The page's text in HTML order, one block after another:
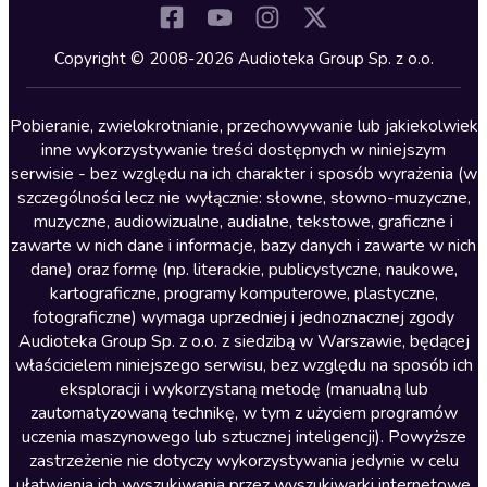
Kryminały
Lektury szkolne
Literatura anglojęzyczna
Literatura faktu
Literatura obyczajowa
Literatura piękna obca
Literatura piękna polska
Nagrania relaksacyjne
Nauka języków
Nauki humanistyczne
Podcasty i audycje
Polityka
Copyright © 2008-2026 Audioteka Group Sp. z o.o.
Pobieranie, zwielokrotnianie, przechowywanie lub jakiekolwiek
inne wykorzystywanie treści dostępnych w niniejszym
serwisie - bez względu na ich charakter i sposób wyrażenia (w
szczególności lecz nie wyłącznie: słowne, słowno-muzyczne,
muzyczne, audiowizualne, audialne, tekstowe, graficzne i
zawarte w nich dane i informacje, bazy danych i zawarte w nich
dane) oraz formę (np. literackie, publicystyczne, naukowe,
kartograficzne, programy komputerowe, plastyczne,
fotograficzne) wymaga uprzedniej i jednoznacznej zgody
Audioteka Group Sp. z o.o. z siedzibą w Warszawie, będącej
właścicielem niniejszego serwisu, bez względu na sposób ich
eksploracji i wykorzystaną metodę (manualną lub
zautomatyzowaną technikę, w tym z użyciem programów
uczenia maszynowego lub sztucznej inteligencji). Powyższe
zastrzeżenie nie dotyczy wykorzystywania jedynie w celu